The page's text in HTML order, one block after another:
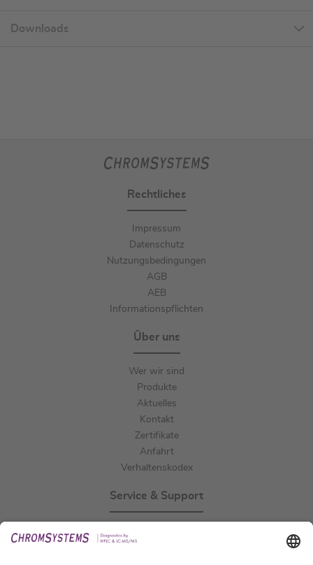
Downloads
Rechtliches
Impressum
Datenschutz
Nutzungsbedingungen
AGB
AEB
Informationspflichten
Über uns
Wer wir sind
Produkte
Aktuelles
Kontakt
Zertifikate
Anfahrt
Verhaltenskodex
Service & Support